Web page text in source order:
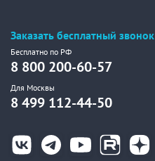
Заказать бесплатный звонок
Бесплатно по РФ
8 800 200-60-57
Для Москвы
8 499 112-44-50